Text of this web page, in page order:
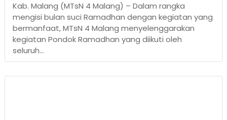
Kab. Malang (MTsN 4 Malang) – Dalam rangka
mengisi bulan suci Ramadhan dengan kegiatan yang
bermanfaat, MTsN 4 Malang menyelenggarakan
kegiatan Pondok Ramadhan yang diikuti oleh
seluruh...